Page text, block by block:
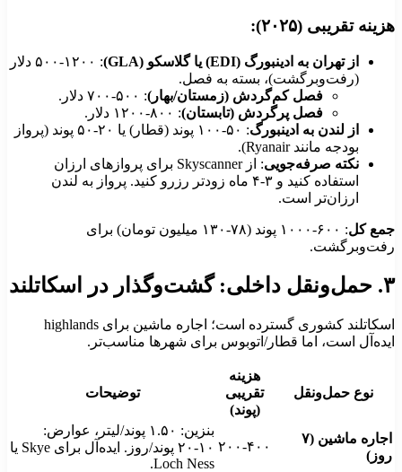
تقریبی (۲۰۲۵):
از تهران به ادینبورگ (EDI) یا گلاسکو (GLA)
: ۵۰۰-۱۲۰۰ دلار
(رفت‌وبرگشت)، بسته به فصل.
فصل کم‌گردش (زمستان/بهار): ۵۰۰-۷۰۰ دلار.
فصل پرگردش (تابستان): ۸۰۰-۱۲۰۰ دلار.
از لندن به ادینبورگ
: ۵۰-۱۰۰ پوند (قطار) یا ۲۰-۵۰ پوند (پرواز
بودجه مانند Ryanair).
نکته صرفه‌جویی
: از Skyscanner برای پروازهای ارزان
استفاده کنید و ۳-۴ ماه زودتر رزرو کنید. پرواز به لندن
ارزان‌تر است.
کل
: ۶۰۰-۱۰۰۰ پوند (۷۸-۱۳۰ میلیون تومان) برای
در اسکاتلند
اسکاتلند کشوری گسترده است؛ اجاره ماشین برای highlands
است، اما قطار/اتوبوس برای شهرها مناسب‌تر.
نوع حمل‌ونقل
هزینه
تقریبی
(پوند)
توضیحات
اجاره ماشین (۷
روز)
۲۰۰-۴۰۰
بنزین: ۱.۵۰ پوند/لیتر، عوارض:
۱۰-۲۰ پوند/روز. ایده‌آل برای Skye یا
Loch Ness.